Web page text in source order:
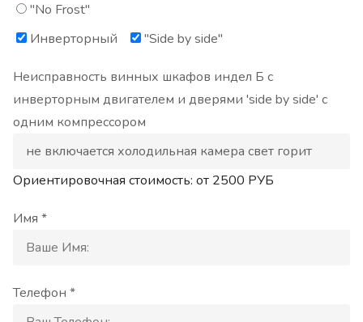
"No Frost"
Инверторный
"Side by side"
Неисправность винных шкафов индел Б с
инверторным двигателем и дверями 'side by side' с
одним компрессором
Ориентировочная стоимость: от 2500 РУБ
Имя *
Телефон *